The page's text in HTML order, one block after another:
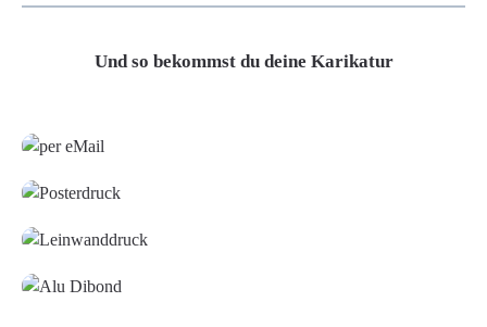
Und so bekommst du deine Karikatur